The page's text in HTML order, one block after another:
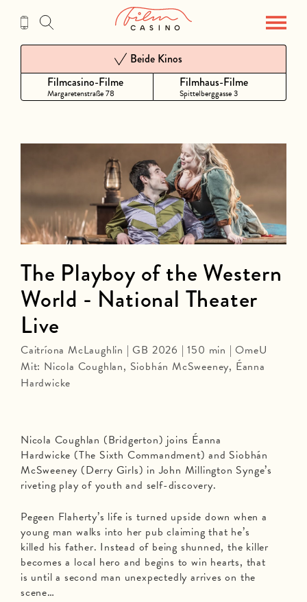
Inhalt
Filmcasino-Filme
Margaretenstraße 78
Beide Kinos
Filmhaus-Filme
Spittelberggasse 3
Nicola Coughlan (Bridgerton) joins Éanna
Hardwicke (The Sixth Commandment) and Siobhán
McSweeney (Derry Girls) in John Millington Synge’s
riveting play of youth and self-discovery.
Pegeen Flaherty’s life is turned upside down when a
young man walks into her pub claiming that he’s
killed his father. Instead of being shunned, the killer
becomes a local hero and begins to win hearts, that
is until a second man unexpectedly arrives on the
scene…
The Playboy of the Western
World - National Theater
Live
Caitríona McLaughlin | GB 2026 | 150 min | OmeU
Mit: Nicola Coughlan, Siobhán McSweeney, Éanna
Hardwicke